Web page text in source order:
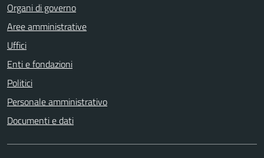
Organi di governo
Aree amministrative
Uffici
Enti e fondazioni
Politici
Personale amministrativo
Documenti e dati